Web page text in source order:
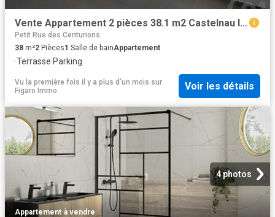
Vente Appartement 2 pièces 38.1 m2 Castelnau le Lez
Petit Rue des Centurions
38 m²2 Pièces1 Salle de bainAppartement
·Terrasse·Parking
Vu la première fois il y a plus d'un mois sur
Figaro Immo
Voir les détails
4 photos
Appartement·à vendre